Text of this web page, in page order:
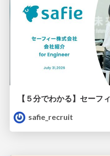
safie_recruit